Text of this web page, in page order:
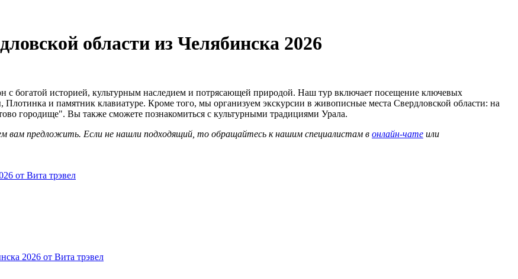
области из Челябинска 2026
богатой историей, культурным наследием и потрясающей природой. Наш тур включает посещение ключевых
Плотинка и памятник клавиатуре. Кроме того, мы организуем экскурсии в живописные места Свердловской области: на
городище". Вы также сможете познакомиться с культурными традициями Урала.
вам предложить. Если не нашли подходящий, то обращайтесь к нашим специалистам в онлайн-чате или